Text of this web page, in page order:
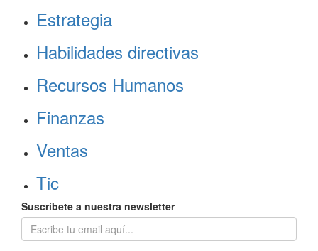
Estrategia
Habilidades directivas
Recursos Humanos
Finanzas
Ventas
Tic
Suscríbete a nuestra newsletter